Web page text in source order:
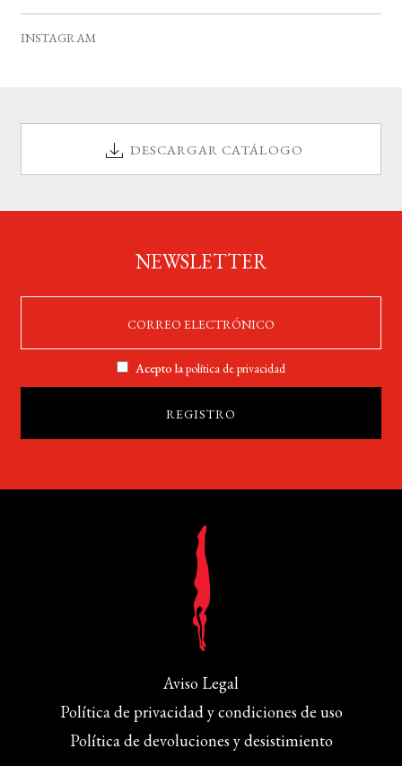
INSTAGRAM
DESCARGAR CATÁLOGO
NEWSLETTER
Acepto lapolítica de privacidad
Aviso Legal
Política de privacidad y condiciones de uso
Política de devoluciones y desistimiento